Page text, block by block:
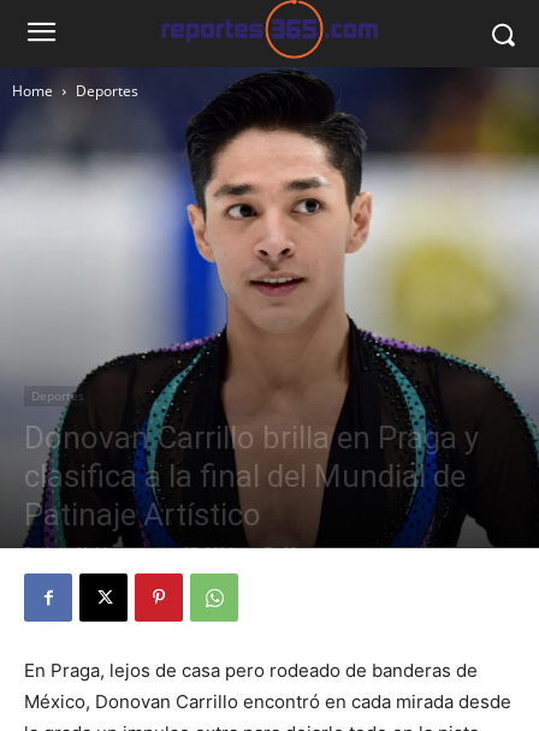
Home Deportes
Deportes
Donovan Carrillo brilla en Praga y
clasifica a la final del Mundial de
Patinaje Artístico
By Julio Valdez - marzo 27, 2026 25
En Praga, lejos de casa pero rodeado de banderas de
México, Donovan Carrillo encontró en cada mirada desde